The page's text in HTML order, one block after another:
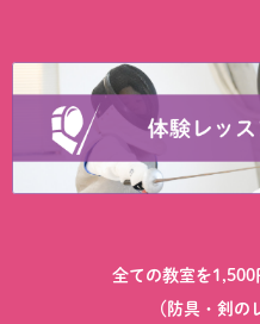
全ての教室を1,500
（防具・剣の